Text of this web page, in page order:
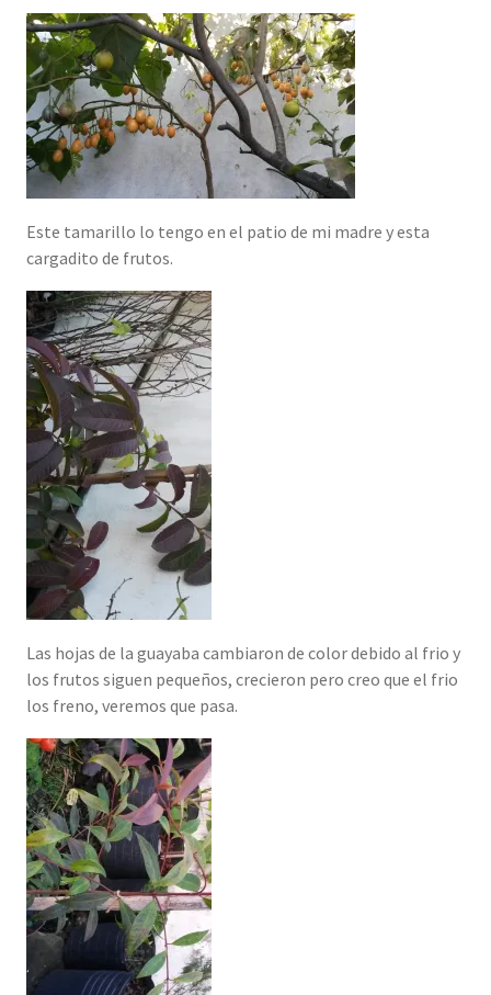
Este tamarillo lo tengo en el patio de mi madre y esta
cargadito de frutos.
Las hojas de la guayaba cambiaron de color debido al frio y
los frutos siguen pequeños, crecieron pero creo que el frio
los freno, veremos que pasa.